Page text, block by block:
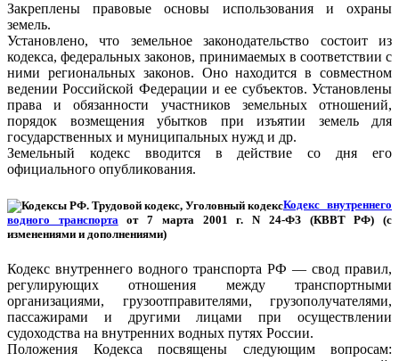
Закреплены правовые основы использования и охраны
земель.
Установлено, что земельное законодательство состоит из
кодекса, федеральных законов, принимаемых в соответствии с
ними региональных законов. Оно находится в совместном
ведении Российской Федерации и ее субъектов. Установлены
права и обязанности участников земельных отношений,
порядок возмещения убытков при изъятии земель для
государственных и муниципальных нужд и др.
Земельный кодекс вводится в действие со дня его
официального опубликования.
Кодекс внутреннего
водного транспорта от 7 марта 2001 г. N 24-ФЗ (КВВТ РФ) (с
изменениями и дополнениями)
Кодекс внутреннего водного транспорта РФ — свод правил,
регулирующих отношения между транспортными
организациями, грузоотправителями, грузополучателями,
пассажирами и другими лицами при осуществлении
судоходства на внутренних водных путях России.
Положения Кодекса посвящены следующим вопросам: